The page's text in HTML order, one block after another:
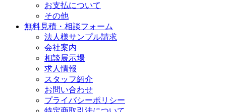
お支払について
その他
無料見積・相談フォーム
法人様サンプル請求
会社案内
相談展示場
求人情報
スタッフ紹介
お問い合わせ
プライバシーポリシー